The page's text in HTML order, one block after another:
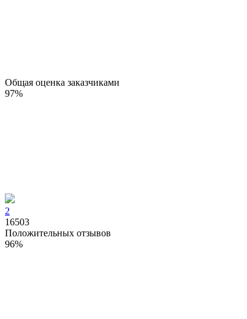
Общая оценка заказчиками
97%
2
16503
Положительных отзывов
96%